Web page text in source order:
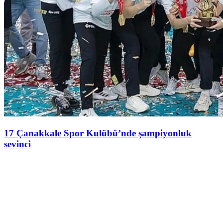
17 Çanakkale Spor Kulübü’nde şampiyonluk
sevinci